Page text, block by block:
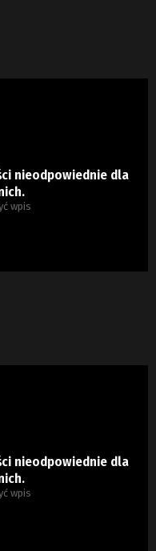
nieodpowiednie dla
wpis
nieodpowiednie dla
wpis